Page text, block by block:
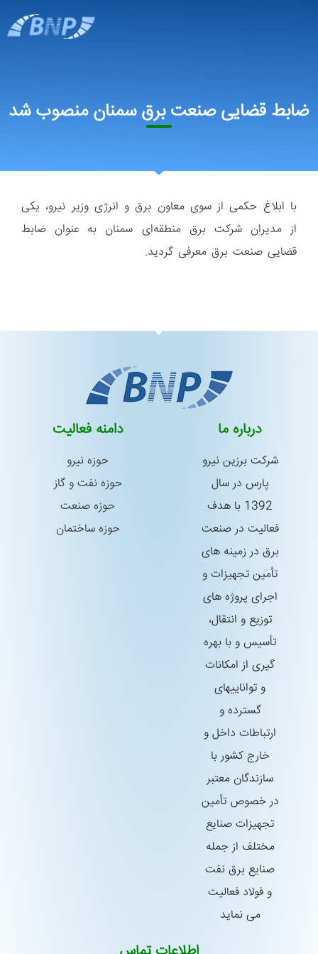
ضابط قضایی صنعت برق سمنان منصوب شد
با ابلاغ حکمی از سوی معاون برق و انرژی وزیر نیرو، یکی
از مدیران شرکت برق منطقه‌ای سمنان به عنوان ضابط
قضایی صنعت برق معرفی گردید.
درباره ما
شركت برزین نیرو
پارس در سال
1392 با هدف
فعالیت در صنعت
برق در زمینه های
تأمین تجهیزات و
اجرای پروژه های
توزیع و انتقال،
تأسیس و با بهره
گیری از امكانات
و تواناییهای
گسترده و
ارتباطات داخل و
خارج كشور با
سازندگان معتبر
در خصوص تأمین
تجهیزات صنایع
مختلف از جمله
صنایع برق نفت
و فولاد فعالیت
می نماید
دامنه فعالیت
حوزه نیرو
حوزه نفت و گاز
حوزه صنعت
حوزه ساختمان